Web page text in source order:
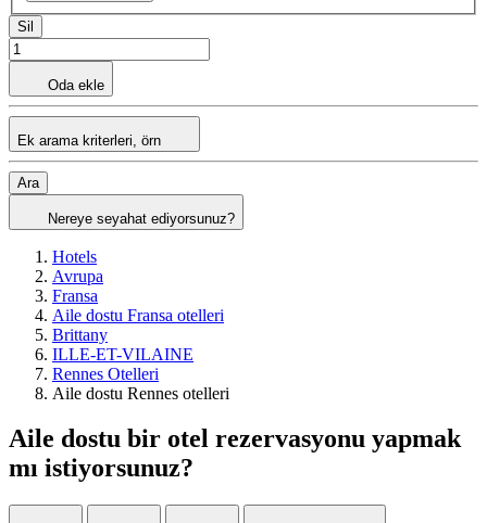
Sil
Oda ekle
Ek arama kriterleri, örn
Ara
Nereye seyahat ediyorsunuz?
Hotels
Avrupa
Fransa
Aile dostu Fransa otelleri
Brittany
ILLE-ET-VILAINE
Rennes Otelleri
Aile dostu Rennes otelleri
Aile dostu bir otel rezervasyonu yapmak
mı istiyorsunuz?